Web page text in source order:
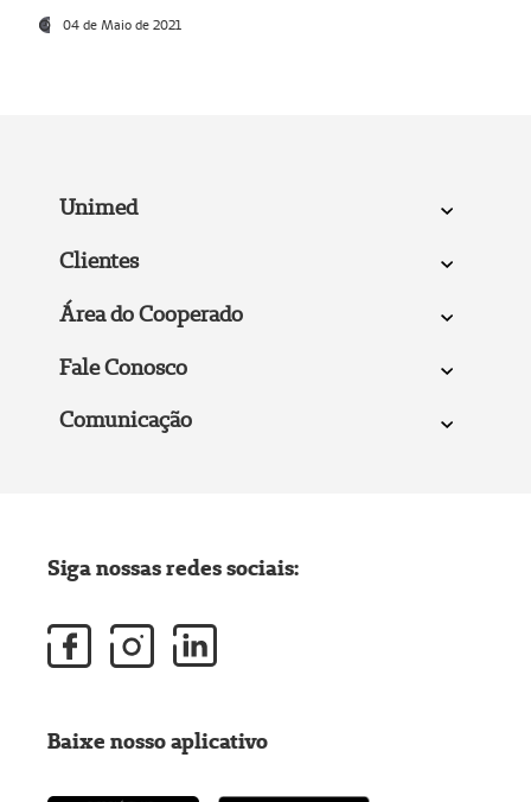
04 de Maio de 2021
Unimed
Clientes
Área do Cooperado
Fale Conosco
Comunicação
Siga nossas redes sociais:
Baixe nosso aplicativo